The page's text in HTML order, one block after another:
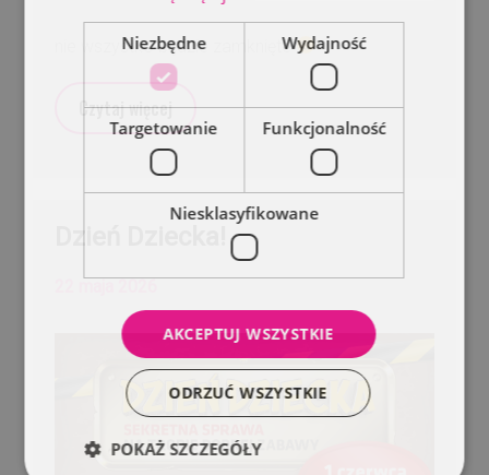
nie wszystko będzie zamknięte
Czytaj więcej
Niezbędne Wydajność
Targetowanie Funkcjonalność
Niesklasyfikowane
AKCEPTUJ WSZYSTKIE
ODRZUĆ WSZYSTKIE
POKAŻ SZCZEGÓŁY